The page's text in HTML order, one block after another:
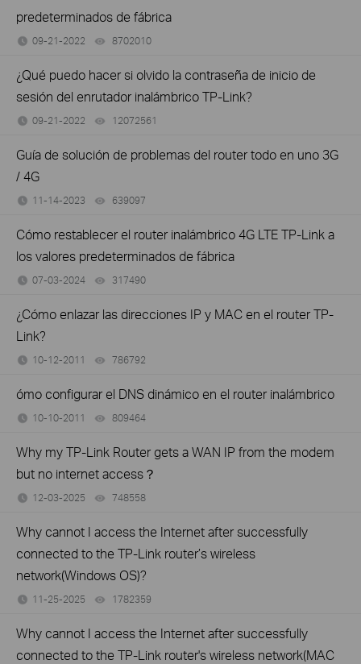
predeterminados de fábrica
09-21-2022 8702010
¿Qué puedo hacer si olvido la contraseña de inicio de
sesión del enrutador inalámbrico TP-Link?
09-21-2022 12072561
Guía de solución de problemas del router todo en uno 3G
/ 4G
11-14-2023 639097
Cómo restablecer el router inalámbrico 4G LTE TP-Link a
los valores predeterminados de fábrica
07-03-2024 317490
¿Cómo enlazar las direcciones IP y MAC en el router TP-
Link?
10-12-2011 786792
ómo configurar el DNS dinámico en el router inalámbrico
10-10-2011 809464
Why my TP-Link Router gets a WAN IP from the modem
but no internet access？
12-03-2025 748558
Why cannot I access the Internet after successfully
connected to the TP-Link router’s wireless
network(Windows OS)?
11-25-2025 1782359
Why cannot I access the Internet after successfully
connected to the TP-Link router's wireless network(MAC